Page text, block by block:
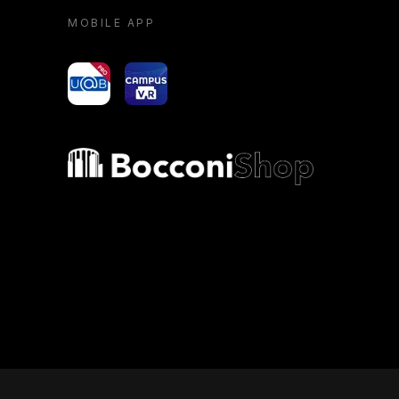
MOBILE APP
yoU@B Campus VR
Bocconi shop